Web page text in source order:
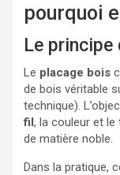
pourquoi
Le principe
Le placage bois
de bois véritable
technique).
fil, la couleur et le
de matière noble.
Dans la pratique,